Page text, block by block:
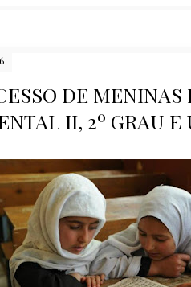
DE
II, 2º GRAU E